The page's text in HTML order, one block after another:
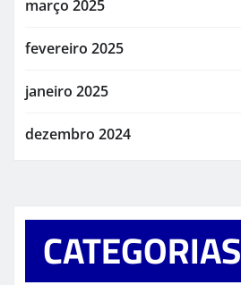
março 2025
fevereiro 2025
janeiro 2025
dezembro 2024
CATEGORIAS